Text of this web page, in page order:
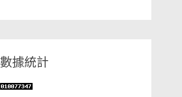
數據統計